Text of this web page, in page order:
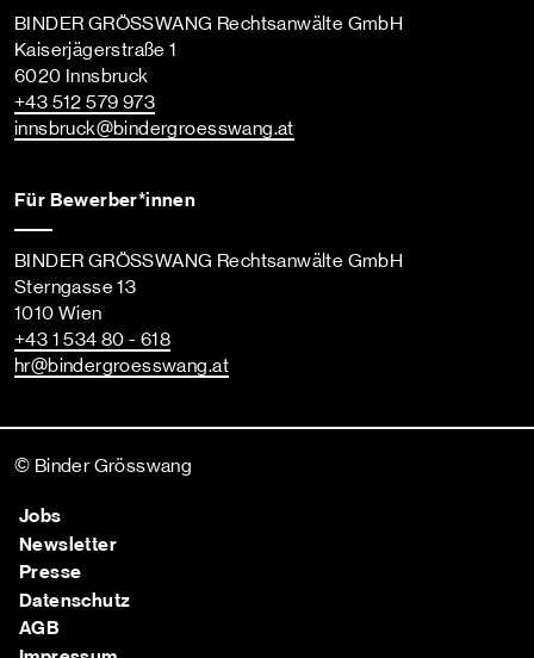
BINDER GRÖSSWANG Rechtsanwälte GmbH
Kaiserjägerstraße 1
6020 Innsbruck
+43 512 579 973
innsbruck@bindergroesswang.at
Für Bewerber*innen
BINDER GRÖSSWANG Rechtsanwälte GmbH
Sterngasse 13
1010 Wien
+43 1 534 80 - 618
hr@bindergroesswang.at
© Binder Grösswang
Jobs
Newsletter
Presse
Datenschutz
AGB